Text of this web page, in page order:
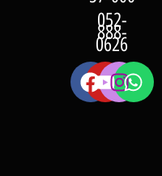
052-
888-
0626